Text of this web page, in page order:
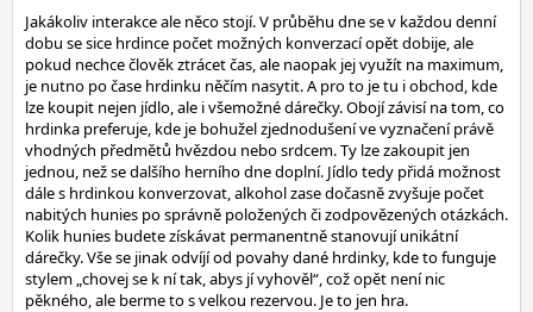
Jakákoliv interakce ale něco stojí. V průběhu dne se v každou denní
dobu se sice hrdince počet možných konverzací opět dobije, ale
pokud nechce člověk ztrácet čas, ale naopak jej využít na maximum,
je nutno po čase hrdinku něčím nasytit. A pro to je tu i obchod, kde
lze koupit nejen jídlo, ale i všemožné dárečky. Obojí závisí na tom, co
hrdinka preferuje, kde je bohužel zjednodušení ve vyznačení právě
vhodných předmětů hvězdou nebo srdcem. Ty lze zakoupit jen
jednou, než se dalšího herního dne doplní. Jídlo tedy přidá možnost
dále s hrdinkou konverzovat, alkohol zase dočasně zvyšuje počet
nabitých hunies po správně položených či zodpovězených otázkách.
Kolik hunies budete získávat permanentně stanovují unikátní
dárečky. Vše se jinak odvíjí od povahy dané hrdinky, kde to funguje
stylem „chovej se k ní tak, abys jí vyhověl“, což opět není nic
pěkného, ale berme to s velkou rezervou. Je to jen hra.